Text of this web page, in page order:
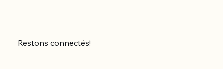
Restons connectés!